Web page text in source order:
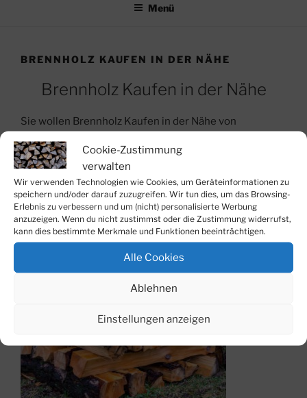
Cookie-Zustimmung
verwalten
Wir verwenden Technologien wie Cookies, um Geräteinformationen zu
speichern und/oder darauf zuzugreifen. Wir tun dies, um das Browsing-
Erlebnis zu verbessern und um (nicht) personalisierte Werbung
anzuzeigen. Wenn du nicht zustimmst oder die Zustimmung widerrufst,
kann dies bestimmte Merkmale und Funktionen beeinträchtigen.
Alle Cookies
Ablehnen
Einstellungen anzeigen
Menü
BRENNHOLZ KAUFEN IN DER NÄHE
Brennholz Kaufen in der Nähe
Sie wollen Brennholz Kaufen in der Nähe von
Oebisfelde-Weferlingen im Landkreis Börde in
Sachsen-Anhalt kaufen?
Dann sind Sie bei uns genauch richtig.